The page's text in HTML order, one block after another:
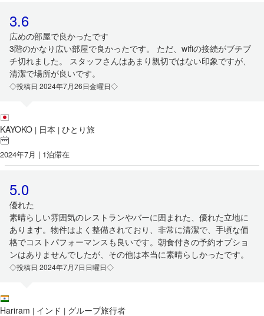
3.6
広めの部屋で良かったです
3階のかなり広い部屋で良かったです。 ただ、wifiの接続がブチブ
チ切れました。 スタッフさんはあまり親切ではない印象ですが、
清潔で場所が良いです。
◇投稿日 2024年7月26日金曜日◇
KAYOKO | 日本 | ひとり旅
2024年7月 | 1泊滞在
5.0
優れた
素晴らしい雰囲気のレストランやバーに囲まれた、優れた立地に
あります。物件はよく整備されており、非常に清潔で、手頃な価
格でコストパフォーマンスも良いです。朝食付きの予約オプショ
ンはありませんでしたが、その他は本当に素晴らしかったです。
◇投稿日 2024年7月7日日曜日◇
Hariram | インド | グループ旅行者